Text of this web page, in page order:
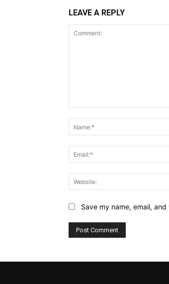
LEAVE A REPLY
Save my name, email,